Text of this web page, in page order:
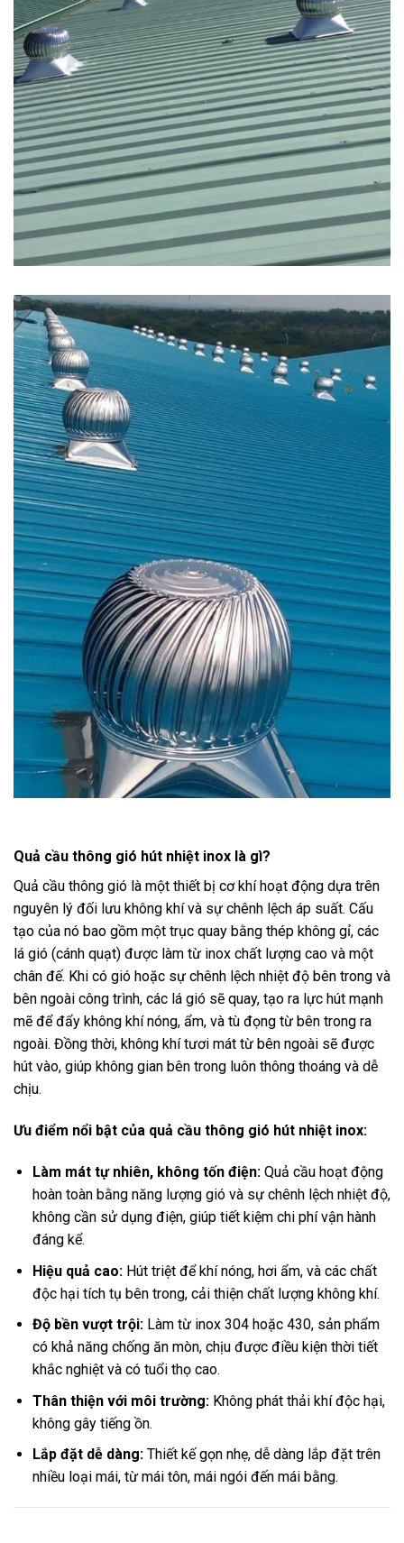
Quả cầu thông gió hút nhiệt inox là gì?
Quả cầu thông gió là một thiết bị cơ khí hoạt động dựa trên
nguyên lý đối lưu không khí và sự chênh lệch áp suất. Cấu
tạo của nó bao gồm một trục quay bằng thép không gỉ, các
lá gió (cánh quạt) được làm từ inox chất lượng cao và một
chân đế. Khi có gió hoặc sự chênh lệch nhiệt độ bên trong và
bên ngoài công trình, các lá gió sẽ quay, tạo ra lực hút mạnh
mẽ để đẩy không khí nóng, ẩm, và tù đọng từ bên trong ra
ngoài. Đồng thời, không khí tươi mát từ bên ngoài sẽ được
hút vào, giúp không gian bên trong luôn thông thoáng và dễ
chịu.
Ưu điểm nổi bật của quả cầu thông gió hút nhiệt inox:
Làm mát tự nhiên, không tốn điện:Quả cầu hoạt động
hoàn toàn bằng năng lượng gió và sự chênh lệch nhiệt độ,
không cần sử dụng điện, giúp tiết kiệm chi phí vận hành
đáng kể.
Hiệu quả cao:Hút triệt để khí nóng, hơi ẩm, và các chất
độc hại tích tụ bên trong, cải thiện chất lượng không khí.
Độ bền vượt trội:Làm từ inox 304 hoặc 430, sản phẩm
có khả năng chống ăn mòn, chịu được điều kiện thời tiết
khắc nghiệt và có tuổi thọ cao.
Thân thiện với môi trường:Không phát thải khí độc hại,
không gây tiếng ồn.
Lắp đặt dễ dàng:Thiết kế gọn nhẹ, dễ dàng lắp đặt trên
nhiều loại mái, từ mái tôn, mái ngói đến mái bằng.